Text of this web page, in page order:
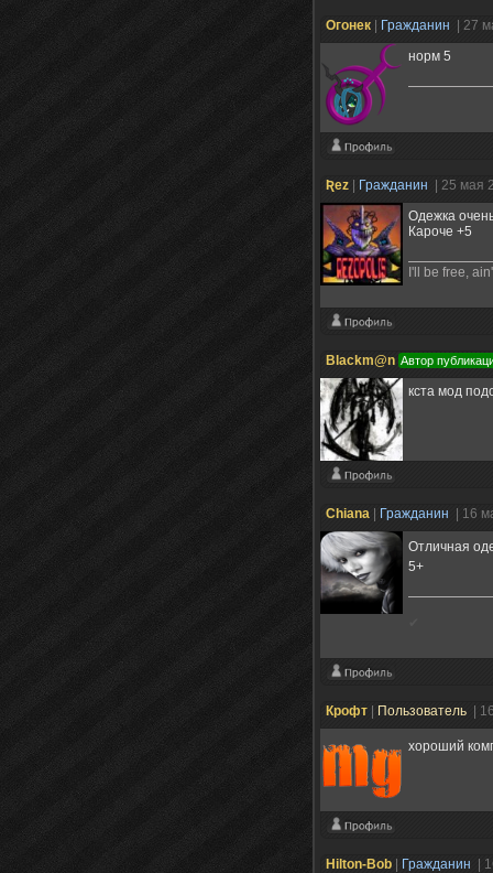
Огонек Гражданин
| 27
норм 5
Ʀez Гражданин
| 25 мая
Одежка
Кароче +5
I'll be free,
Blackm@n Автор
кста мод
Chiana Гражданин | 16
Отличная
5+
Крофт Пользователь |
хороший
Hilton-Bob Гражданин
|